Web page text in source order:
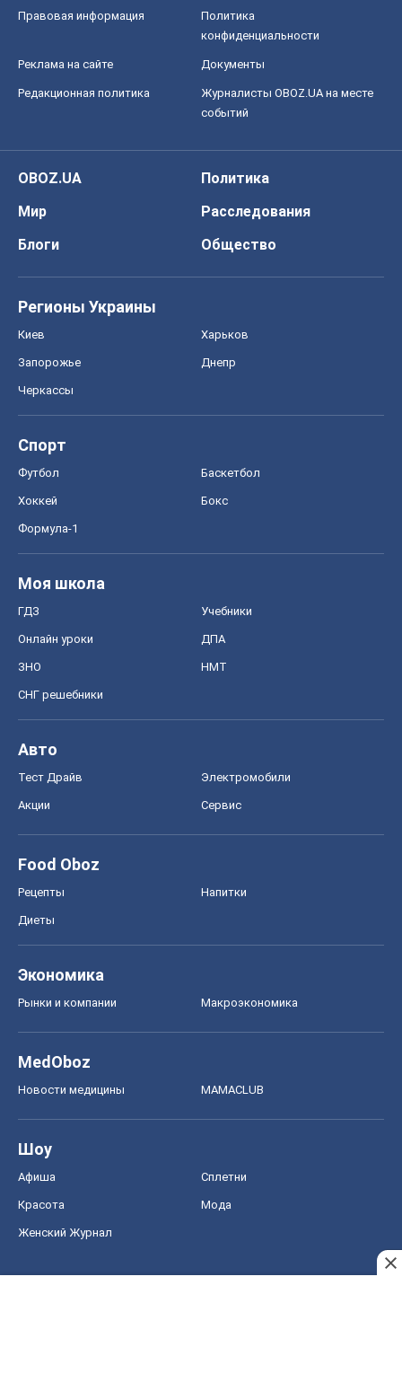
Правовая информация
Политика
конфиденциальности
Реклама на сайте Документы
Редакционная политика
Журналисты OBOZ.UA на месте
событий
OBOZ.UA
Политика
Мир
Расследования
Блоги
Общество
Регионы Украины
Киев Харьков
Запорожье Днепр
Черкассы
Спорт
Футбол Баскетбол
Хоккей Бокс
Формула-1
Моя школа
ГДЗ Учебники
Онлайн уроки ДПА
ЗНО НМТ
СНГ решебники
Авто
Тест Драйв Электромобили
Акции Сервис
Food Oboz
Рецепты Напитки
Диеты
Экономика
Рынки и компании Mакроэкономика
MedOboz
Новости медицины MAMACLUB
Шоу
Афиша Сплетни
Красота Мода
Женский Журнал